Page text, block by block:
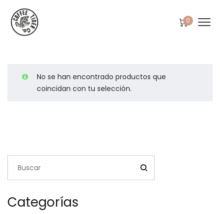
0
No se han encontrado productos que
coincidan con tu selección.
Categorías